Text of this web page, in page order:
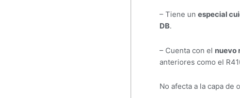
– Tiene un especial
DB.
– Cuenta con el nuevo
anteriores como el
No afecta a la capa de